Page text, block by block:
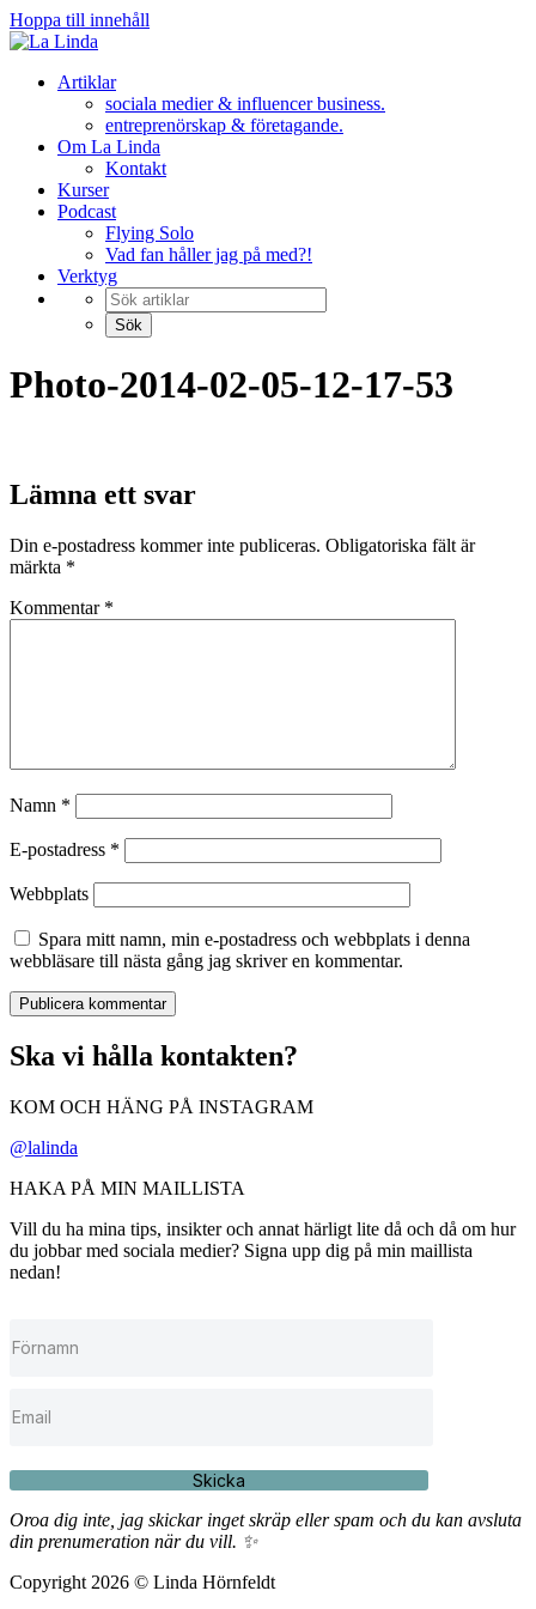
Hoppa till innehåll
Artiklar
sociala medier & influencer business.
entreprenörskap & företagande.
Om La Linda
Kontakt
Kurser
Podcast
Flying Solo
Vad fan håller jag på med?!
Verktyg
Photo-2014-02-05-12-17-53
Lämna ett svar
Din e-postadress kommer inte publiceras. Obligatoriska fält är
märkta *
Kommentar *
Namn *
E-postadress *
Webbplats
Spara mitt namn, min e-postadress och webbplats i denna
webbläsare till nästa gång jag skriver en kommentar.
Ska vi hålla kontakten?
KOM OCH HÄNG PÅ INSTAGRAM
@lalinda
HAKA PÅ MIN MAILLISTA
Vill du ha mina tips, insikter och annat härligt lite då och då om hur
du jobbar med sociala medier? Signa upp dig på min maillista
nedan!
Skicka
Oroa dig inte, jag skickar inget skräp eller spam och du kan avsluta
din prenumeration när du vill. ✨
Copyright 2026 © Linda Hörnfeldt